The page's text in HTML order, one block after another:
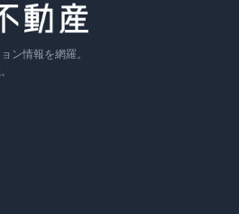
ン情報を網羅。